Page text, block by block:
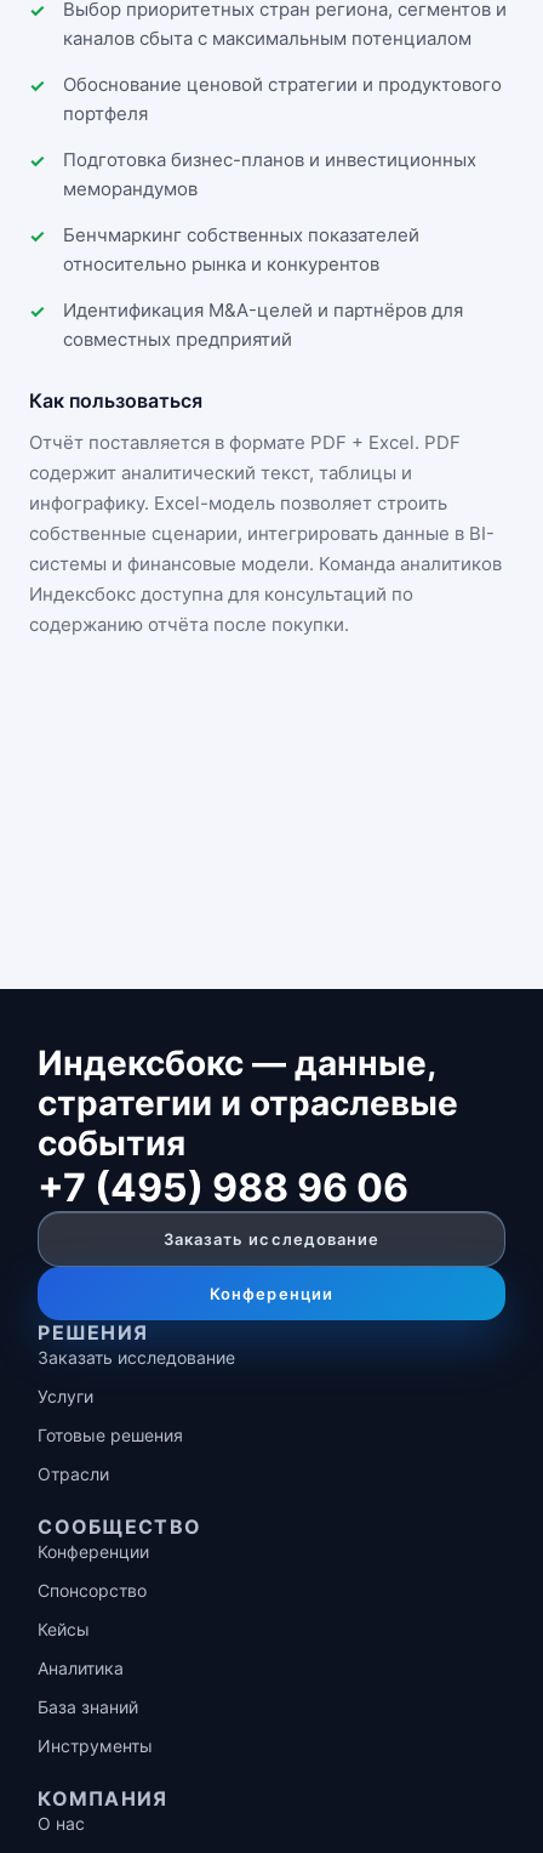
Выбор приоритетных стран региона, сегментов и
каналов сбыта с максимальным потенциалом
Обоснование ценовой стратегии и продуктового
портфеля
Подготовка бизнес-планов и инвестиционных
меморандумов
Бенчмаркинг собственных показателей
относительно рынка и конкурентов
Идентификация M&A-целей и партнёров для
совместных предприятий
Как пользоваться
Отчёт поставляется в формате PDF + Excel. PDF
содержит аналитический текст, таблицы и
инфографику. Excel-модель позволяет строить
собственные сценарии, интегрировать данные в BI-
системы и финансовые модели. Команда аналитиков
Индексбокс доступна для консультаций по
содержанию отчёта после покупки.
Индексбокс — данные,
стратегии и отраслевые
события
+7 (495) 988 96 06
Заказать исследование
Конференции
РЕШЕНИЯ
Заказать исследование
Услуги
Готовые решения
Отрасли
СООБЩЕСТВО
Конференции
Спонсорство
Кейсы
Аналитика
База знаний
Инструменты
КОМПАНИЯ
О нас